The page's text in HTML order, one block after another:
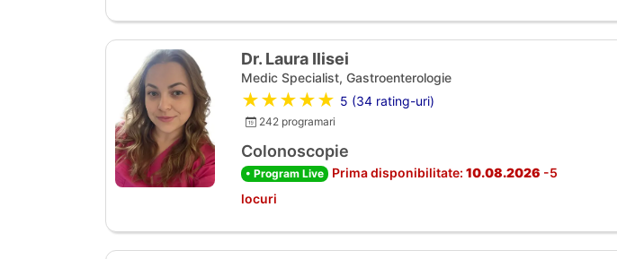
Dr. Laura Ilisei
Medic Specialist, Gastroenterologie
★★★★★ 5 (34 rating-uri)
242 programari
Colonoscopie
• Program Live Prima disponibilitate: 10.08.2026 -5
locuri